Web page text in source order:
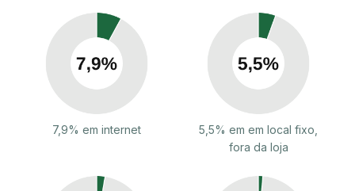
7,9% em internet
5,5% em em local fixo,
fora da loja